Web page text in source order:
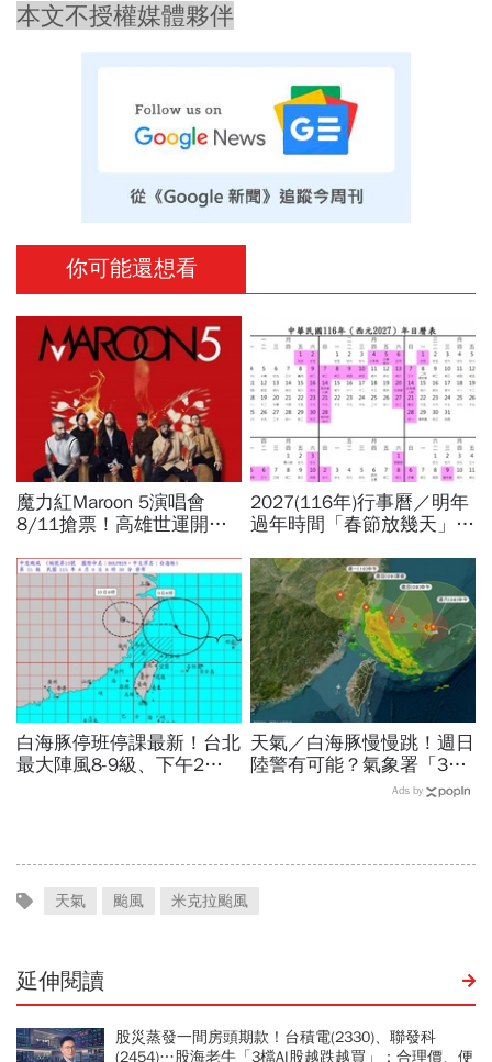
本文不授權媒體夥伴
你可能還想看
魔力紅Maroon 5演唱會
8/11搶票！高雄世運開唱
會員優先購、拓元售票資訊
一次看
2027(116年)行事曆／明年
過年時間「春節放幾天」、
天以上有9個：請假懶人包
白海豚停班停課最新！台北
最大陣風8-9級、下午2點
天氣／白海豚慢慢跳！週日
陸警有可能？氣象署「3字
回應」...最新風雨預測，6
Ads by
天氣 颱風 米克拉颱風
延伸閱讀
股災蒸發一間房頭期款！台積電(2330)、聯發科
(2454)…股海老牛「3檔AI股越跌越買」：合理價、便